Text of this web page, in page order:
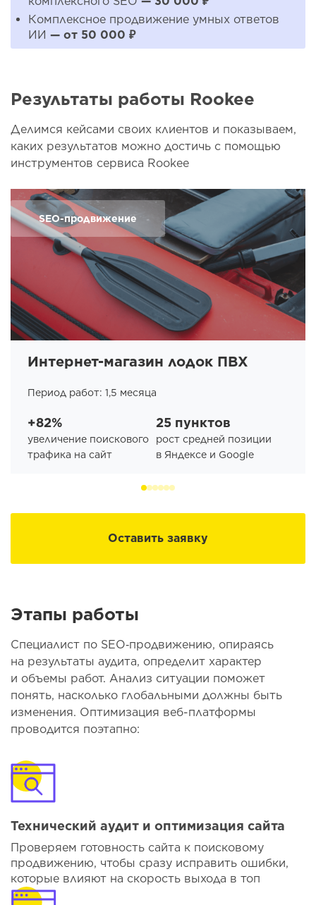
Комплексное продвижение умных ответов
ИИ — от 50 000 ₽
Результаты работы Rookee
Делимся кейсами своих клиентов и показываем,
каких результатов можно достичь с помощью
инструментов сервиса Rookee
SEO-продвижение
Интернет-магазин лодок ПВХ
Период работ: 1,5 месяца
+82%
увеличение поискового
трафика на сайт
25 пунктов
рост средней позиции
в Яндексе и Google
Оставить заявку
Этапы работы
Специалист по SEO‑продвижению, опираясь
на результаты аудита, определит характер
и объемы работ. Анализ ситуации поможет
понять, насколько глобальными должны быть
изменения. Оптимизация веб-платформы
проводится поэтапно:
Технический аудит и оптимизация сайта
Проверяем готовность сайта к поисковому
продвижению, чтобы сразу исправить ошибки,
которые влияют на скорость выхода в топ